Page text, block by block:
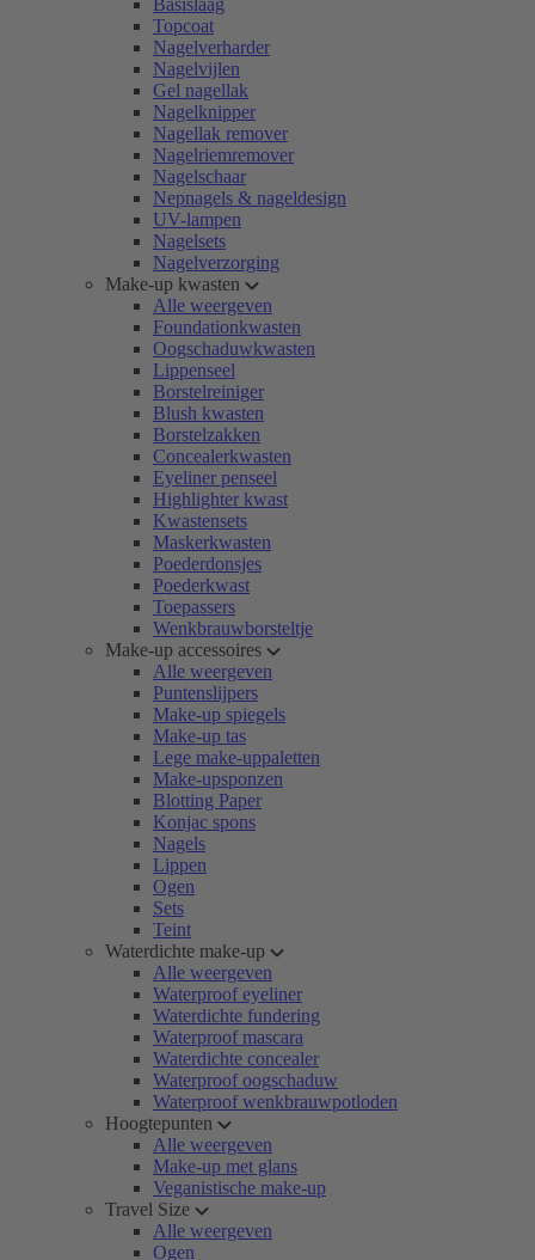
Basislaag
Topcoat
Nagelverharder
Nagelvijlen
Gel nagellak
Nagelknipper
Nagellak remover
Nagelriemremover
Nagelschaar
Nepnagels & nageldesign
UV-lampen
Nagelsets
Nagelverzorging
Make-up kwasten
Alle weergeven
Foundationkwasten
Oogschaduwkwasten
Lippenseel
Borstelreiniger
Blush kwasten
Borstelzakken
Concealerkwasten
Eyeliner penseel
Highlighter kwast
Kwastensets
Maskerkwasten
Poederdonsjes
Poederkwast
Toepassers
Wenkbrauwborsteltje
Make-up accessoires
Alle weergeven
Puntenslijpers
Make-up spiegels
Make-up tas
Lege make-uppaletten
Make-upsponzen
Blotting Paper
Konjac spons
Nagels
Lippen
Ogen
Sets
Teint
Waterdichte make-up
Alle weergeven
Waterproof eyeliner
Waterdichte fundering
Waterproof mascara
Waterdichte concealer
Waterproof oogschaduw
Waterproof wenkbrauwpotloden
Hoogtepunten
Alle weergeven
Make-up met glans
Veganistische make-up
Travel Size
Alle weergeven
Ogen